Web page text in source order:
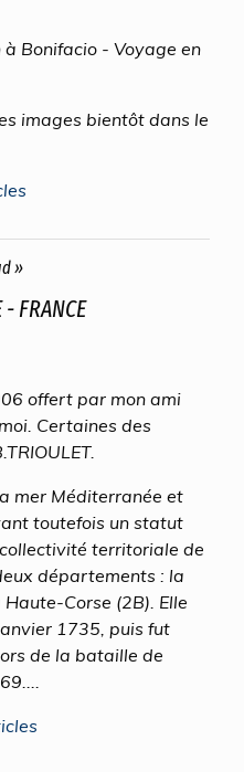
Bonifacio - Voyage en
images bientôt dans le
»
- FRANCE
offert par mon ami
Certaines des
mer Méditerranée et
toutefois un statut
territoriale de
départements : la
Corse (2B). Elle
1735, puis fut
de la bataille de